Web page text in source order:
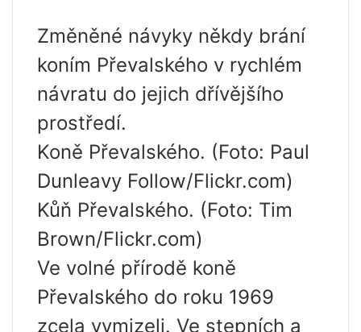
Změněné návyky někdy brání
koním Převalského v rychlém
návratu do jejich dřívějšího
prostředí.
Koně Převalského. (Foto: Paul
Dunleavy Follow/Flickr.com)
Kůň Převalského. (Foto: Tim
Brown/Flickr.com)
Ve volné přírodě koně
Převalského do roku 1969
zcela vymizeli. Ve stepních a